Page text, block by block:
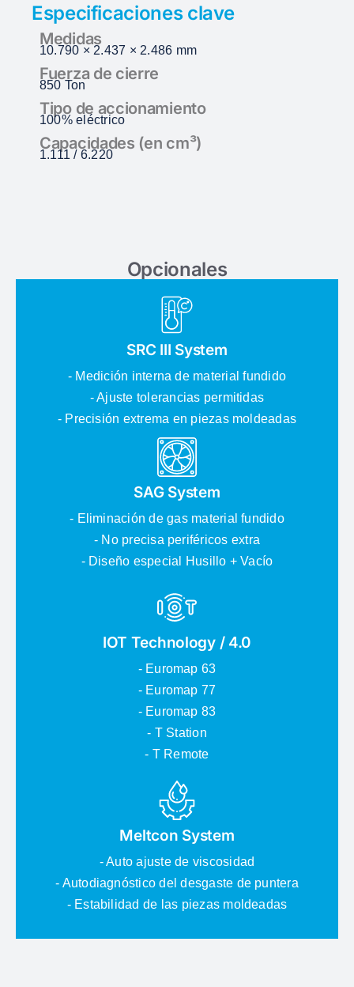
Especificaciones clave
Medidas
10.790 × 2.437 × 2.486 mm
Fuerza de cierre
850 Ton
Tipo de accionamiento
100% eléctrico
Capacidades (en cm³)
1.111 / 6.220
Opcionales
SRC III System
- Medición interna de material fundido
- Ajuste tolerancias permitidas
- Precisión extrema en piezas moldeadas
SAG System
- Eliminación de gas material fundido
- No precisa periféricos extra
- Diseño especial Husillo + Vacío
IOT Technology / 4.0
- Euromap 63
- Euromap 77
- Euromap 83
- T Station
- T Remote
Meltcon System
- Auto ajuste de viscosidad
- Autodiagnóstico del desgaste de puntera
- Estabilidad de las piezas moldeadas